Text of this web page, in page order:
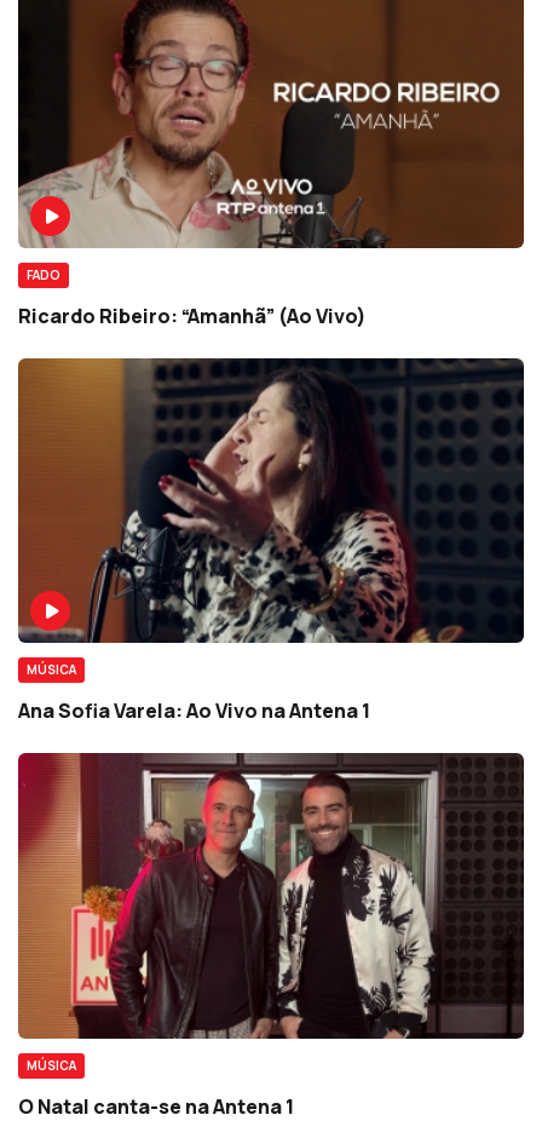
FADO
Ricardo Ribeiro: “Amanhã” (Ao Vivo)
MÚSICA
Ana Sofia Varela: Ao Vivo na Antena 1
MÚSICA
O Natal canta-se na Antena 1